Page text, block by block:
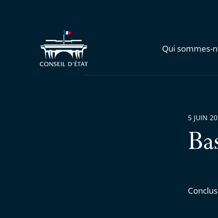
Qui sommes-
5 JUIN